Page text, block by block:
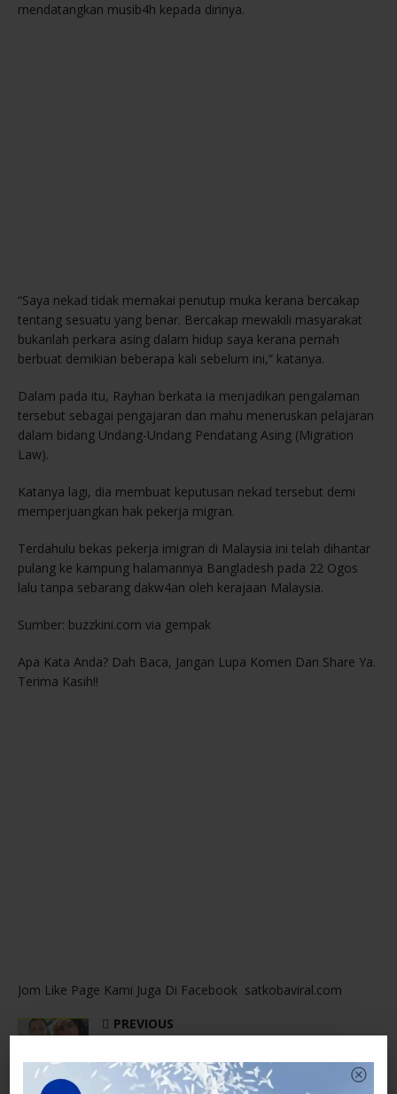
mendatangkan musib4h kepada dirinya.
“Saya nekad tidak memakai penutup muka kerana bercakap
tentang sesuatu yang benar. Bercakap mewakili masyarakat
bukanlah perkara asing dalam hidup saya kerana pernah
berbuat demikian beberapa kali sebelum ini,” katanya.
Dalam pada itu, Rayhan berkata ia menjadikan pengalaman
tersebut sebagai pengajaran dan mahu meneruskan pelajaran
dalam bidang Undang-Undang Pendatang Asing (Migration
Law).
Katanya lagi, dia membuat keputusan nekad tersebut demi
memperjuangkan hak pekerja migran.
Terdahulu bekas pekerja imigran di Malaysia ini telah dihantar
pulang ke kampung halamannya Bangladesh pada 22 Ogos
lalu tanpa sebarang dakw4an oleh kerajaan Malaysia.
Sumber: buzzkini.com via gempak
Apa Kata Anda? Dah Baca, Jangan Lupa Komen Dan Share Ya.
Terima Kasih!!
Jom Like Page Kami Juga Di Facebook satkobaviral.com
PREVIOUS
Pengakuan Wany Hasrita Kata Semuanya Berakhir.
Tak Sangka Ini Rupa Rupanya Yang Berlaku Pada